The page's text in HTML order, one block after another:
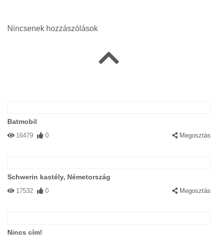
Nincsenek hozzászólások
Batmobil
16479 0 Megosztás
Schwerin kastély, Németország
17532 0 Megosztás
Nincs cím!